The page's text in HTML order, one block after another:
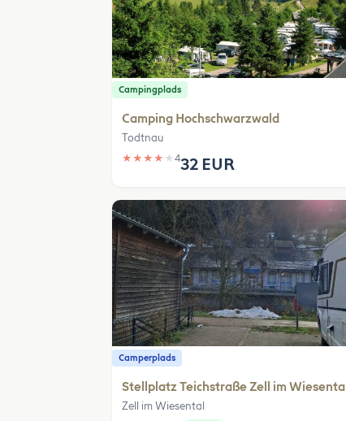
Campingplads
Camping Hochschwarzwald
Todtnau
★ ★ ★ ★ ★ 432 EUR
Camperplads
Stellplatz Teichstraße Zell im Wiesental
Zell im Wiesental